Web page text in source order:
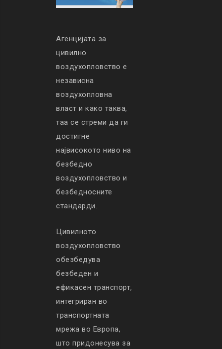
Агенцијата за
цивилно
воздухопловство е
независна
воздухопловна
власт и како таква,
таа се стреми да ги
достигне
највисокото ниво на
безбедно
воздухопловство и
безбедносните
стандарди.
Цивилното
воздухопловство
обезбедува
безбеден и
ефикасен транспорт,
интегриран во
транспортната
мрежа во Европа,
што придонесува за